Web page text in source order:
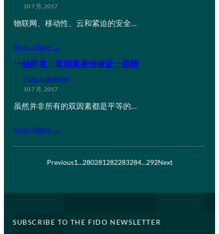
10 7 月, 2017
物联网、移动性、云和紧迫的安全…
Read More →
一触即发：双因素身份验证一团糟
FIDO in the News
10 7 月, 2017
虽然并非所有的双因素都是平等的…
Read More →
Previous1…280281282283284…292Next
SUBSCRIBE TO THE FIDO NEWSLETTER